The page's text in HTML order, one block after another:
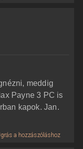
meddig
Payne 3 PC is
kapok. Jan.
a hozzászóláshoz